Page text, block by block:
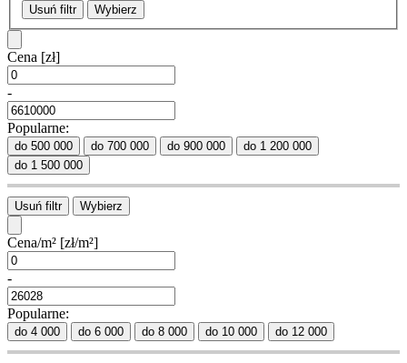
Usuń filtr Wybierz
Cena [zł]
-
Popularne:
do 500 000 do 700 000 do 900 000
do 1 200 000
do 1 500 000
Usuń filtr Wybierz
Cena/m² [zł/m²]
-
Popularne:
do 4 000 do 6 000 do 8 000 do 10 000 do 12 000